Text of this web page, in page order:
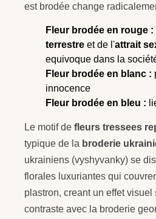
est brodée change
Fleur brodée en rouge :
terrestre et de l'attrait
equivoque dans la
Fleur brodée en blanc :
innocence
Fleur brodée en bleu :
Le motif de fleurs tressees
typique de la broderie
ukrainiens (vyshyvanky) se
florales luxuriantes qui
plastron, creant un effet visuel
contraste avec la broderie